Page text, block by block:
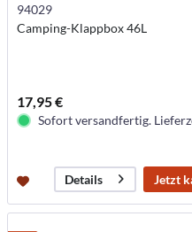
94029
Camping-Klappbox 46L
17,95 €
Sofort versandfertig.
Details Jetzt